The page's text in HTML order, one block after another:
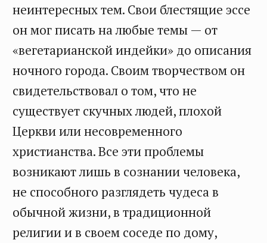
неинтересных тем. Свои блестящие эссе
он мог писать на любые темы — от
«вегетарианской индейки» до описания
ночного города. Своим творчеством он
свидетельствовал о том, что не
существует скучных людей, плохой
Церкви или несовременного
христианства. Все эти проблемы
возникают лишь в сознании человека,
не способного разглядеть чудеса в
обычной жизни, в традиционной
религии и в своем соседе по дому,